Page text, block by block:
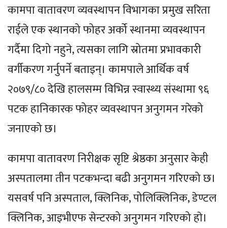
कामपा वातावरण व्यवस्थापन विभागका प्रमुख सरिता
राईले एक स्थानको फोहर अर्को स्थानमा व्यवस्थापन
गर्दैमा दिगो नहुने, त्यसका लागि स्रोतमा प्रभावकारी
वर्गीकरण गर्नुपर्ने बताइन्। कामपाले आर्थिक वर्ष
२०७९/८० देखि हालसम्म विभिन्न स्वास्थ्य संस्थामा ९६
पटक हानिकारक फोहर व्यवस्थापन अनुगमन गरेको
जनाएको छ।
कामपा वातावरण निरीक्षक सृष्टि श्रेष्ठका अनुसार केही
अस्पतालमा तीन पटकभन्दा बढी अनुगमन गरिएको छ।
यसवर्ष पनि अस्पताल, क्लिनिक, पोलिक्लिनिक, डेण्टल
क्लिनिक, आइभीएफ सेन्टरको अनुगमन गरिएको हाे।